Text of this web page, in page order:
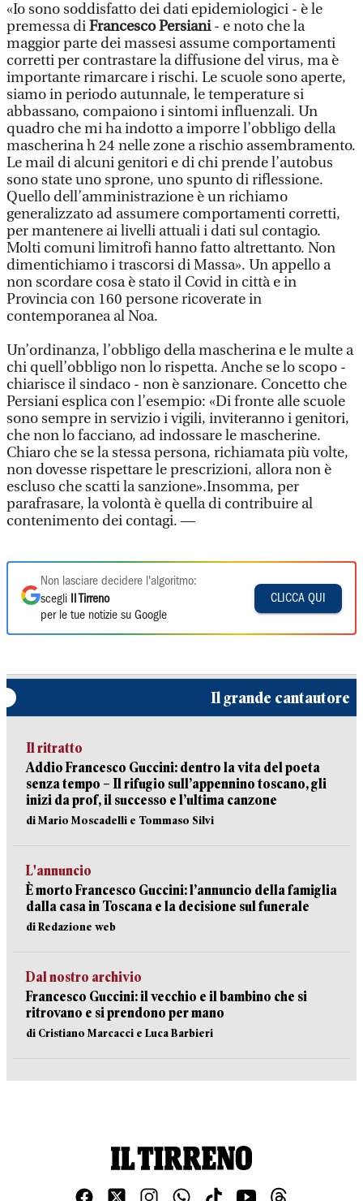
«Io sono soddisfatto dei dati epidemiologici - è le
premessa diFrancesco Persiani- e noto che la
maggior parte dei massesi assume comportamenti
corretti per contrastare la diffusione del virus, ma è
importante rimarcare i rischi. Le scuole sono aperte,
siamo in periodo autunnale, le temperature si
abbassano, compaiono i sintomi influenzali. Un
quadro che mi ha indotto a imporre l’obbligo della
mascherina h 24 nelle zone a rischio assembramento.
Le mail di alcuni genitori e di chi prende l’autobus
sono state uno sprone, uno spunto di riflessione.
Quello dell’amministrazione è un richiamo
generalizzato ad assumere comportamenti corretti,
per mantenere ai livelli attuali i dati sul contagio.
Molti comuni limitrofi hanno fatto altrettanto. Non
dimentichiamo i trascorsi di Massa». Un appello a
non scordare cosa è stato il Covid in città e in
Provincia con 160 persone ricoverate in
contemporanea al Noa.
Un’ordinanza, l’obbligo della mascherina e le multe a
chi quell’obbligo non lo rispetta. Anche se lo scopo -
chiarisce il sindaco - non è sanzionare. Concetto che
Persiani esplica con l’esempio: «Di fronte alle scuole
sono sempre in servizio i vigili, inviteranno i genitori,
che non lo facciano, ad indossare le mascherine.
Chiaro che se la stessa persona, richiamata più volte,
non dovesse rispettare le prescrizioni, allora non è
escluso che scatti la sanzione».Insomma, per
parafrasare, la volontà è quella di contribuire al
contenimento dei contagi. —
Non lasciare decidere l'algoritmo:
scegli
Il Tirreno
per le tue notizie su Google
CLICCA QUI
Il grande cantautore
Il ritratto
Addio Francesco Guccini: dentro la vita del poeta
senza tempo – Il rifugio sull’appennino toscano, gli
inizi da prof, il successo e l’ultima canzone
di Mario Moscadelli e Tommaso Silvi
L'annuncio
È morto Francesco Guccini: l’annuncio della famiglia
dalla casa in Toscana e la decisione sul funerale
di Redazione web
Dal nostro archivio
Francesco Guccini: il vecchio e il bambino che si
ritrovano e si prendono per mano
di Cristiano Marcacci e Luca Barbieri